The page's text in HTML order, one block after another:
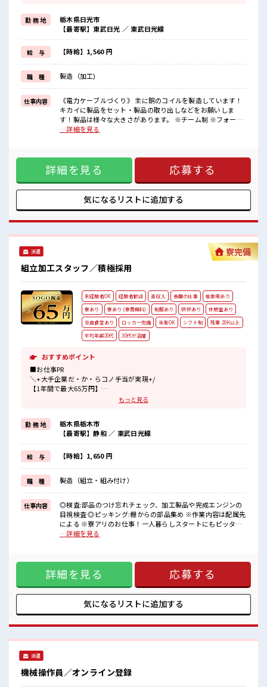
◎寮費がタダ
◎TV/冷蔵庫/洗濯機/エアコンなどは備え付け
◎駐車場完備なのでマイカー持ち込みOK
◎近くにコンビニがあるので便利
◎赴任時は現地までの移動交通費も規定支給
＼他にもおすすめポイント満載(^^)/
フォークリフトの免許取得支援あり☆
さらに「正社員登用制度」もあるので正社員を目指せます！
未経験の方も大歓迎！
お仕事が始まっても困った時は近くにいる先輩がしっかりサポート
してくれるから安心です★
■職場の雰囲気
ワンコインでお弁当が食べれますのでお昼の心配ナシ♪
車通勤OK♪
無料駐車場/ロッカー/休憩室完備！
派遣スタッフさんもカツヤク中です！
勤 務 地
栃木県日光市
【最寄駅】東武日光 ／ 東武日光線
給 与 【時給】1,560 円
職 種 製造（加工)
仕事内容
《電力ケーブルづくり》 主に銅のコイルを製造しています！
キカイに製品をセット・製品の取り出しなどをお願いしま
す！製品は様々な大きさがあります。 ※チーム制 ※フォーク
リフト運搬あり ※重いモノ基本なし ※寮アリのお仕事！一人
カイテキな家電付きワンルーム寮をご用意♪ ◎寮費がタダ
◎TV/冷蔵庫/洗濯機/エアコンなどは備え付け ◎駐車場完備な
のでマイカー持ち込みOK ◎近くにコンビニがあるので便利
◎赴任時は現地までの移動交通費も規定支給 ＼他にもおすす
めポイント満載(^^)/ フォークリフトの免許取得支援あり☆ さ
らに「正社員登用制度」もあるので正社員を目指せます！ 未
る先輩がしっかりサポートしてくれるから安心です★ ■職場
の雰囲気 長期でじっくり働けます♪ 男性スタッフさん多数カ
ツヤク中☆ ワンコインでお弁当が食べれますのでお昼の心配
ナシ♪ 車通勤OK♪ 無料駐車場/ロッカー/休憩室完備！ 派遣
スタッフさんもカツヤク中です！ #ryo
…詳細を見る
詳細を見る 応募する
気になるリストに追加する
派遣
組立加工スタッフ／積極採用
寮完備
未経験者OK 経験者歓迎 高収入 長期の仕事
駐車場あり
寮あり
寮あり (寮費無料) 制服あり 研修あり
休憩室あり
社員食堂あり
ロッカー完備 染髪OK シフト制
残業 20H以上
平均年齢20代
30代が活躍
おすすめポイント
■お仕事PR
＼+大手企業だ・か・らコノ手当が実現+/
【1年間で最大65万円】
入社祝金を2ヶ月後に17万円！
お給料にプラス！
でも…これで終わらないのがこのお仕事！
なんと満了金は3ヶ月ごとにお渡し！！
全て合わせると1年間で最大『65万円』も貰える！
【寮は..】
・寮費0円の家電付き1R寮
・マイカー持ち込み&通勤OK
・カップルやお友達との同居OK
・現地までの赴任交通費支給
■最短即日入社決定！
条件があえば応募のその日に入社決定もできる！
午前と午後に各10分間の有給休憩あり♪
社内設備も充実！
売店/社食/ATM/カギ付き個人ロッカー/シャワー室/診療所/喫煙所も
完備でとっても働きやすいと評判◎#ryo
もっと見る
勤 務 地
栃木県栃木市
【最寄駅】静和 ／ 東武日光線
給 与 【時給】1,650 円
職 種 製造（組立・組み付け）
仕事内容
◎検査:部品のつけ忘れチェック、加工製品や完成エンジンの
目視検査 ◎ピッキング:棚からの部品集め ※作業内容は配属先
による ※寮アリのお仕事！一人暮らしスタートにもピッタリ
♪ ■お仕事PR ＼+大手企業だ・か・らコノ手当が実現+/ 【1
のがこのお仕事！ なんと満了金は3ヶ月ごとにお渡し！！ 全
て合わせると1年間で最大『65万円』も貰える！ 【寮は..】 ・
寮費0円の家電付き1R寮 ・マイカー持ち込み&通勤OK ・カッ
プルやお友達との同居OK ・現地までの赴任交通費支給 ■最
短即日入社決定！ 条件があえば応募のその日に入社決定もで
シャワー室/診療所/喫煙所も完備でとっても働きやすいと評判
◎#ryo
…詳細を見る
詳細を見る 応募する
気になるリストに追加する
派遣
機械操作員／オンライン登録